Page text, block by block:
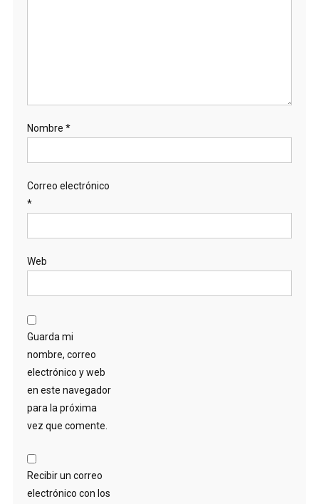
Nombre *
Correo electrónico
*
Web
Guarda mi
nombre, correo
electrónico y web
en este navegador
para la próxima
vez que comente.
Recibir un correo
electrónico con los